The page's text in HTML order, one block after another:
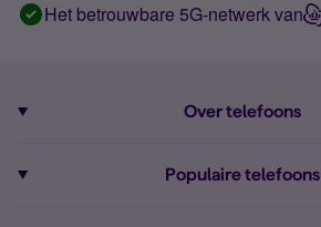
Het betrouwbare 5G-netwerk van
Over telefoons
Populaire telefoons